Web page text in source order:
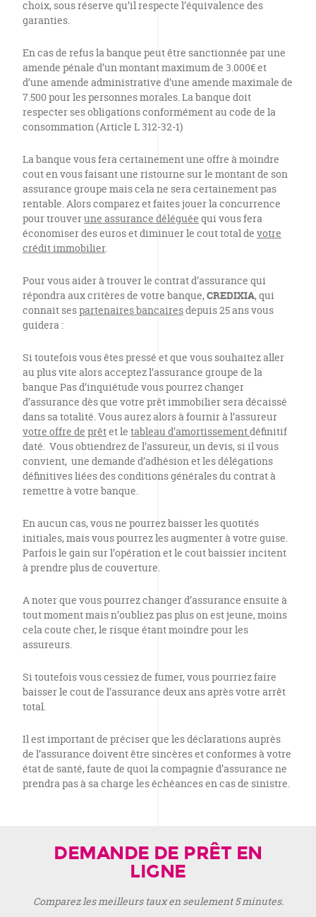
choix, sous réserve qu’il respecte l’équivalence des
garanties.
En cas de refus la banque peut être sanctionnée par une
amende pénale d’un montant maximum de 3.000€ et
d’une amende administrative d’une amende maximale de
7.500 pour les personnes morales. La banque doit
respecter ses obligations conformément au code de la
consommation (Article L 312-32-1)
La banque vous fera certainement une offre à moindre
cout en vous faisant une ristourne sur le montant de son
assurance groupe mais cela ne sera certainement pas
rentable. Alors comparez et faites jouer la concurrence
pour trouverune assurance déléguée qui vous fera
économiser des euros et diminuer le cout total de votre
crédit immobilier.
Pour vous aider à trouver le contrat d’assurance qui
répondra aux critères de votre banque, CREDIXIA, qui
connait sespartenaires bancairesdepuis 25 ans vous
guidera :
Si toutefois vous êtes pressé et que vous souhaitez aller
au plus vite alors acceptez l’assurance groupe de la
banque Pas d’inquiétude vous pourrez changer
d’assurance dès que votre prêt immobilier sera décaissé
dans sa totalité. Vous aurez alors à fournir à l’assureur
votre offre de prêtet le tableau d’amortissementdéfinitif
daté. Vous obtiendrez de l’assureur, un devis, si il vous
convient, une demande d’adhésion et les délégations
définitives liées des conditions générales du contrat à
remettre à votre banque.
En aucun cas, vous ne pourrez baisser les quotités
initiales, mais vous pourrez les augmenter à votre guise.
Parfois le gain sur l’opération et le cout baissier incitent
à prendre plus de couverture.
A noter que vous pourrez changer d’assurance ensuite à
tout moment mais n’oubliez pas plus on est jeune, moins
cela coute cher, le risque étant moindre pour les
assureurs.
Si toutefois vous cessiez de fumer, vous pourriez faire
baisser le cout de l’assurance deux ans après votre arrêt
total.
Il est important de préciser que les déclarations auprès
de l’assurance doivent être sincères et conformes à votre
état de santé, faute de quoi la compagnie d’assurance ne
prendra pas à sa charge les échéances en cas de sinistre.
DEMANDE DE PRÊT EN
LIGNE
Comparez les meilleurs taux en seulement 5 minutes.